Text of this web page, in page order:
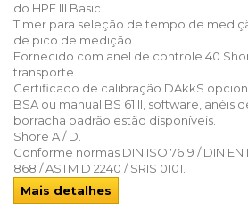
do HPE III Basic.
Timer para seleção de tempo de
de pico de medição.
Fornecido com anel de controle 40
transporte.
Certificado de calibração DAkkS
BSA ou manual BS 61 II, software, anéis
borracha padrão estão disponíveis.
Shore A / D.
Conforme normas DIN ISO 7619 / DIN EN
868 / ASTM D 2240 / SRIS 0101.
Mais detalhes